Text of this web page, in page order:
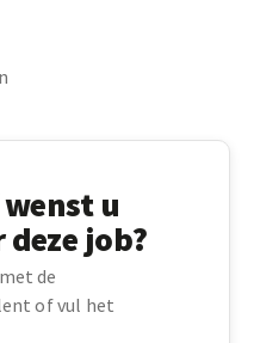
u
job?
de
of vul het